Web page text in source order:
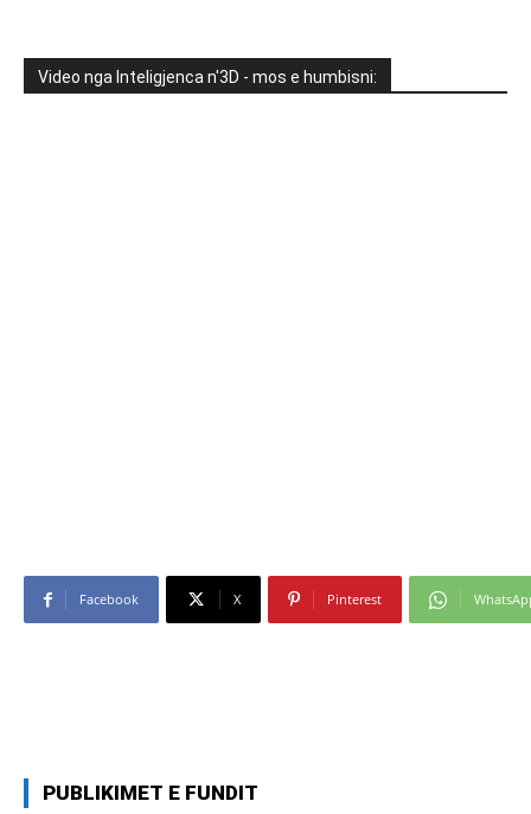
Video nga Inteligjenca n'3D - mos e humbisni:
Facebook X Pinterest
PUBLIKIMET E FUNDIT